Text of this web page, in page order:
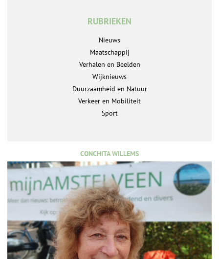
RUBRIEKEN
Nieuws
Maatschappij
Verhalen en Beelden
Wijknieuws
Duurzaamheid en Natuur
Verkeer en Mobiliteit
Sport
CONCHITA WILLEMS